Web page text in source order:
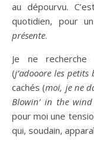
au dépourvu.
quotidien, pour
présente.
Je ne recherche
(j’adooore les
cachés (moi, je ne
Blowin’ in the
pour moi une
qui, soudain,